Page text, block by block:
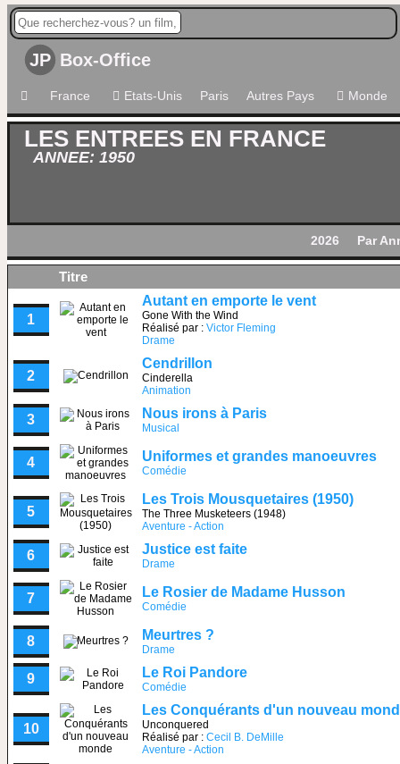
JP Box-Office
France Etats-Unis Paris Autres Pays Monde
LES ENTREES EN FRANCE
ANNEE: 1950
2026 Par
Titre
1
Autant en emporte le vent
Gone With the Wind
Réalisé par : Victor Fleming
Drame
2
Cendrillon
Cinderella
Animation
3 Nous irons à Paris
Musical
4 Uniformes et grandes manoeuvres
Comédie
5
Les Trois Mousquetaires (1950)
The Three Musketeers (1948)
Aventure - Action
6 Justice est faite
Drame
7 Le Rosier de Madame Husson
Comédie
8 Meurtres ?
Drame
9 Le Roi Pandore
Comédie
10
Les Conquérants d'un nouveau
Unconquered
Réalisé par : Cecil B. DeMille
Aventure - Action